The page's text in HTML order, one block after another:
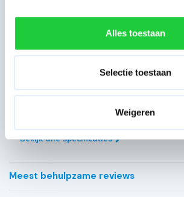
Alles toestaan
Selectie toestaan
Weigeren
Platformlengte
in cm
Voorloopleuning
Enkelzijdig
Bekijk alle specificaties
Meest behulpzame reviews